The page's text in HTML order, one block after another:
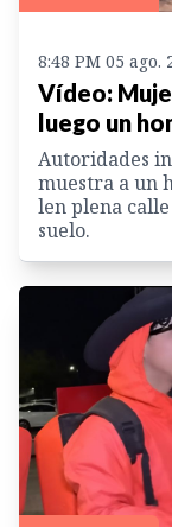
8:48 PM 05 ago.
Vídeo:
luego un
Autoridades
muestra a un
len plena
suelo.